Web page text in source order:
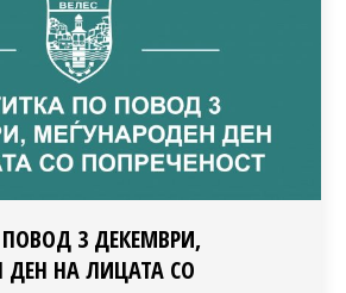
3 ДЕКЕМВРИ,
ДЕН НА ЛИЦАТА СО